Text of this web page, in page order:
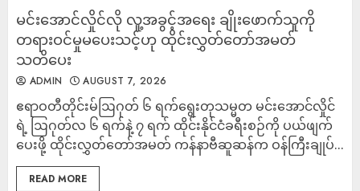
မင်းအောင်လှိုင်လို လူ့အခွင့်အရေး ချိုးဖောက်သူကို
တရားဝင်မှုမပေးသင့်ဟု ထိုင်းလွှတ်တော်အမတ်
သတိပေး
ADMIN AUGUST 7, 2026
ဧရာဝတီတိုင်းမ်ဩဂုတ် ၆ ရက်ရွေးတုသမ္မတ မင်းအောင်လှိုင်
ရဲ့ ဩဂုတ်လ ၆ ရက်နဲ့ ၇ ရက် ထိုင်းနိုင်ငံခရီးစဉ်ကို ပယ်ဖျက်
ပေးဖို့ ထိုင်းလွှတ်တော်အမတ် ကန်နာဗီဆူဆန်က ဝန်ကြီးချုပ်...
READ MORE